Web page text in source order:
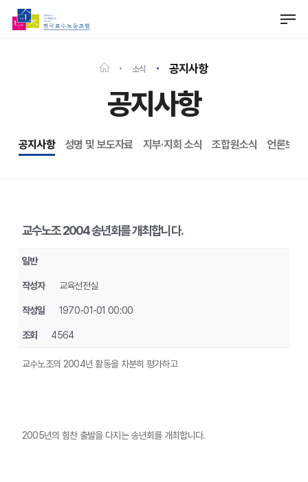
소식 공지사항
공지사항
공지사항 성명 및 보도자료 지부·지회 소식 조합원소식 언론보도
교수노조 2004 송년회를 개최합니다.
일반
작성자 교육선전실
작성일 1970-01-01 00:00
조회 4564
교수노조의 2004년 활동을 차분히 평가하고
2005년의 힘찬 출발을 다지는 송년회를 개최합니다.